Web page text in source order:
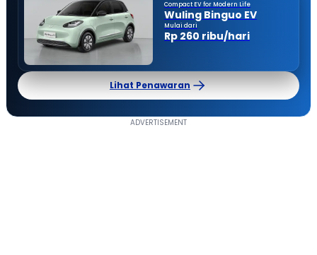
Compact EV for Modern Life
Wuling Binguo EV
Mulai dari
Rp 260 ribu/hari
Lihat Penawaran